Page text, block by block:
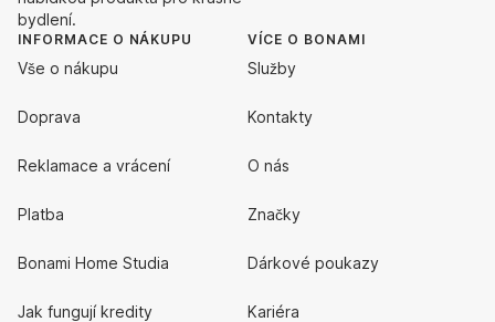
bydlení.
INFORMACE O NÁKUPU
Vše o nákupu
Doprava
Reklamace a vrácení
Platba
Bonami Home Studia
Jak fungují kredity
VÍCE O BONAMI
Služby
Kontakty
O nás
Značky
Dárkové poukazy
Kariéra